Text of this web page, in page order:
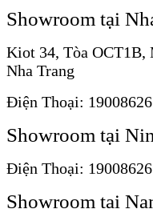
Showroom tại
Kiot 34, Tòa OCT1B,
Nha Trang
Điện Thoại: 19008626
Showroom tại
Điện Thoại: 19008626
Showroom tại